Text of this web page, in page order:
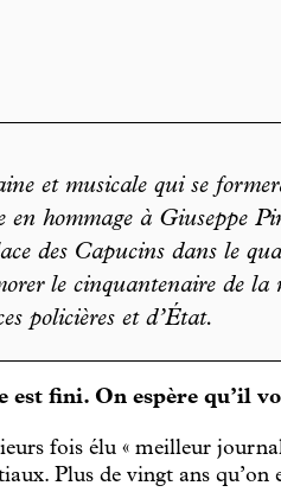
et musicale qui se
en hommage à Giuseppe
des Capucins dans le
le cinquantenaire de la
policières et d’État.
fini. On espère qu’il
fois élu « meilleur
Plus de vingt ans qu’on